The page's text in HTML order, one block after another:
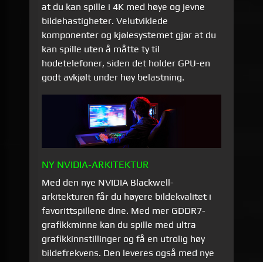
at du kan spille i 4K med høye og jevne
bildehastigheter. Velutviklede
komponenter og kjølesystemet gjør at du
kan spille uten å måtte ty til
hodetelefoner, siden det holder GPU-en
godt avkjølt under høy belastning.
NY NVIDIA-ARKITEKTUR
Med den nye NVIDIA Blackwell-
arkitekturen får du høyere bildekvalitet i
favorittspillene dine. Med mer GDDR7-
grafikkminne kan du spille med ultra
grafikkinnstillinger og få en utrolig høy
bildefrekvens. Den leveres også med nye